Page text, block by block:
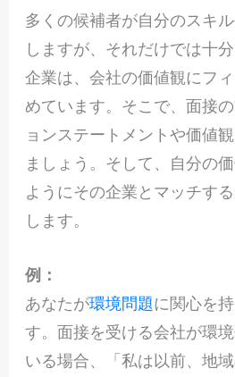
多くの候補者が自分のスキ
しますが、それだけでは十
企業は、会社の価値観にフ
めています。そこで、面接
ョンステートメントや価値
ましょう。そして、自分の
ようにその企業とマッチす
します。
例：
あなたが環境問題に関心を
す。面接を受ける会社が環
いる場合、「私は以前、地